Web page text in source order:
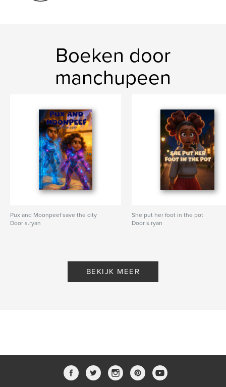
Boeken door
manchupeen
Pux and Moonpeef save the city
Door s.ryan
She put her foot in the pot
Door s.ryan
BEKIJK MEER